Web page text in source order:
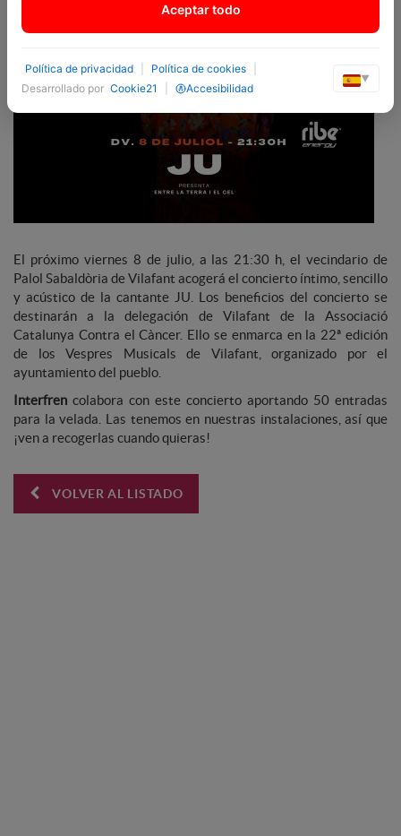
El próximo viernes 8 de julio, a las 21:30 h, el vecindario de
Palol Sabaldòria de Vilafant acogerá el concierto íntimo, sencillo
y acústico de la cantante JU. Los beneficios del concierto se
destinarán a la delegación de Vilafant de la Associació
Catalunya Contra el Càncer. Ello se enmarca en la 22ª edición
de los Vespres Musicals de Vilafant, organizado por el
ayuntamiento del pueblo.
Interfren colabora con este concierto aportando 50 entradas
para la velada. Las tenemos en nuestras instalaciones, así que
¡ven a recogerlas cuando quieras!
VOLVER AL LISTADO
Aceptar todo
Política de privacidad Política de cookies
Desarrollado por Cookie21 Accesibilidad
▼